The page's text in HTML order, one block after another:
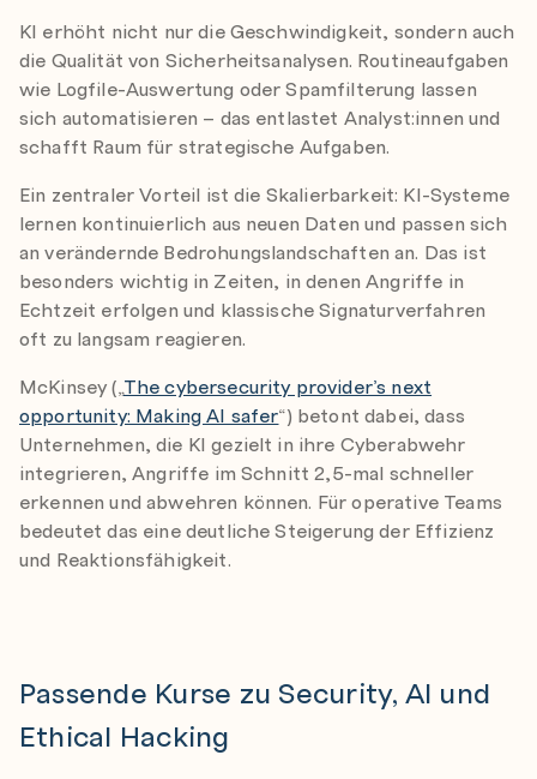
KI erhöht nicht nur die Geschwindigkeit, sondern auch
die Qualität von Sicherheitsanalysen. Routineaufgaben
wie Logfile-Auswertung oder Spamfilterung lassen
sich automatisieren – das entlastet Analyst:innen und
schafft Raum für strategische Aufgaben.
Ein zentraler Vorteil ist die Skalierbarkeit: KI-Systeme
lernen kontinuierlich aus neuen Daten und passen sich
an verändernde Bedrohungslandschaften an. Das ist
besonders wichtig in Zeiten, in denen Angriffe in
Echtzeit erfolgen und klassische Signaturverfahren
oft zu langsam reagieren.
McKinsey („The cybersecurity provider’s next
opportunity: Making AI safer“) betont dabei, dass
Unternehmen, die KI gezielt in ihre Cyberabwehr
integrieren, Angriffe im Schnitt 2,5-mal schneller
erkennen und abwehren können. Für operative Teams
bedeutet das eine deutliche Steigerung der Effizienz
und Reaktionsfähigkeit.
Passende Kurse zu Security, AI und
Ethical Hacking